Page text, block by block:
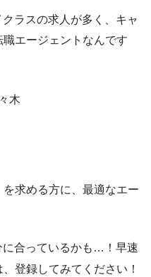
ラスの求人が多く、キャ
エージェントなんです
求める方に、最適なエー
に合っているかも…！早速
登録してみてください！